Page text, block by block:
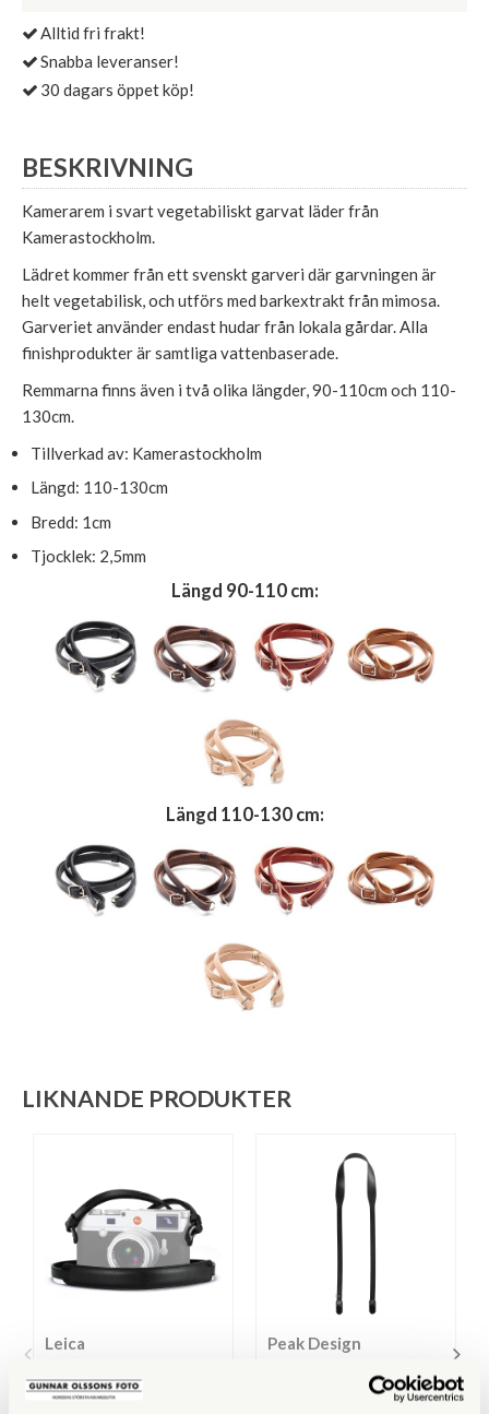
Alltid fri frakt!
Snabba leveranser!
30 dagars öppet köp!
BESKRIVNING
Kamerarem i svart vegetabiliskt garvat läder från
Kamerastockholm.
Lädret kommer från ett svenskt garveri där garvningen är
helt vegetabilisk, och utförs med barkextrakt från mimosa.
Garveriet använder endast hudar från lokala gårdar. Alla
finishprodukter är samtliga vattenbaserade.
Remmarna finns även i två olika längder, 90-110cm och 110-
130cm.
Tillverkad av: Kamerastockholm
Längd: 110-130cm
Bredd: 1cm
Tjocklek: 2,5mm
Längd 90-110 cm:
Längd 110-130 cm:
LIKNANDE PRODUKTER
Leica
(18575)
Peak Design
Peak Design Form Leather
Camera Strap Standard